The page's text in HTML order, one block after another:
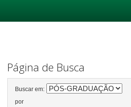
Página de Busca
Buscar em:
por